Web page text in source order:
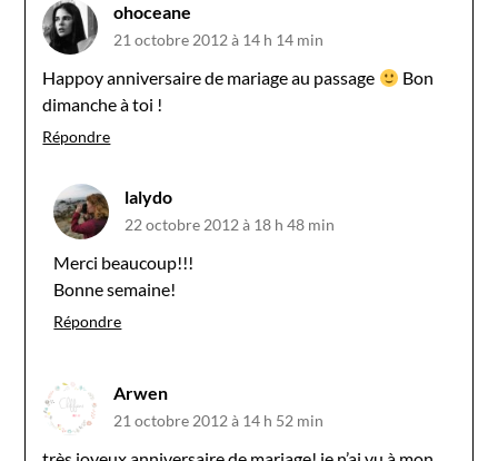
ohoceane
21 octobre 2012 à 14 h 14 min
Happoy anniversaire de mariage au passage
Bon
dimanche à toi !
Répondre
lalydo
22 octobre 2012 à 18 h 48 min
Merci beaucoup!!!
Bonne semaine!
Répondre
Arwen
21 octobre 2012 à 14 h 52 min